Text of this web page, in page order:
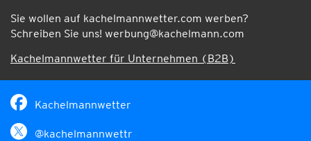
Sie wollen auf kachelmannwetter.com werben?
Schreiben Sie uns! werbung@kachelmann.com
Kachelmannwetter für Unternehmen (B2B)
Kachelmannwetter
@kachelmannwettr